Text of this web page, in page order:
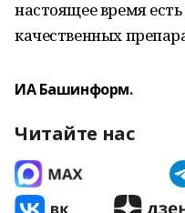
настоящее время
качественных
ИА Башинформ.
Читайте нас